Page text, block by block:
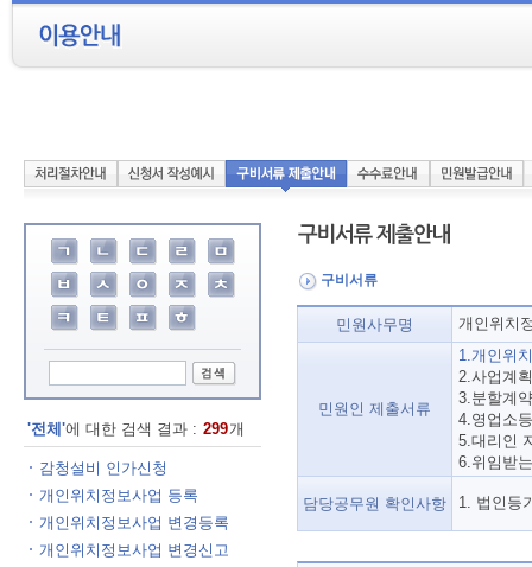
'전체'에 대한 검색 결과 : 299개
감청설비 인가신청
개인위치정보사업 등록
개인위치정보사업 변경등록
개인위치정보사업 변경신고
구비서류
민원사무명 개인위치
민원인 제출서류
1.개인위
2.사업계
3.분할계
4.영업소
5.대리인
6.위임받
담당공무원 확인사항 1. 법인등